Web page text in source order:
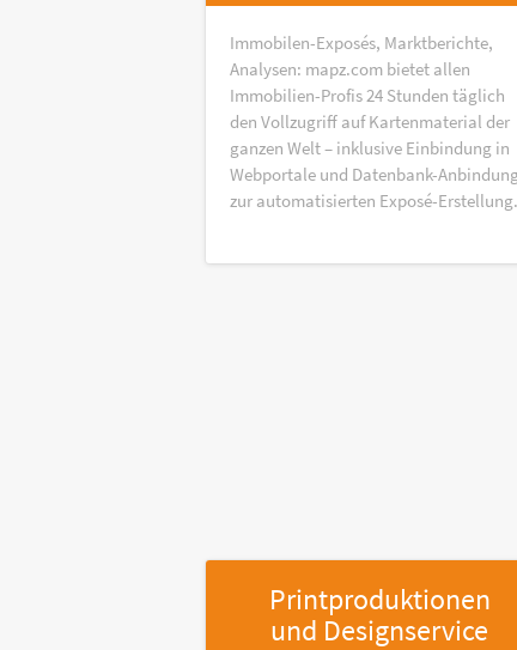
Immobilen-Exposés, Marktberichte,
Analysen: mapz.com bietet allen
Immobilien-Profis 24 Stunden täglich
den Vollzugriff auf Kartenmaterial der
ganzen Welt – inklusive Einbindung in
Webportale und Datenbank-
zur automatisierten Exposé-Erstellung.
Printproduktionen
und Designservice